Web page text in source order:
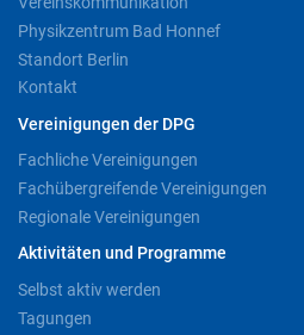
Physikzentrum Bad Honnef
Standort Berlin
Kontakt
Vereinigungen der DPG
Fachliche Vereinigungen
Fachübergreifende Vereinigungen
Regionale Vereinigungen
Aktivitäten und Programme
Selbst aktiv werden
Tagungen